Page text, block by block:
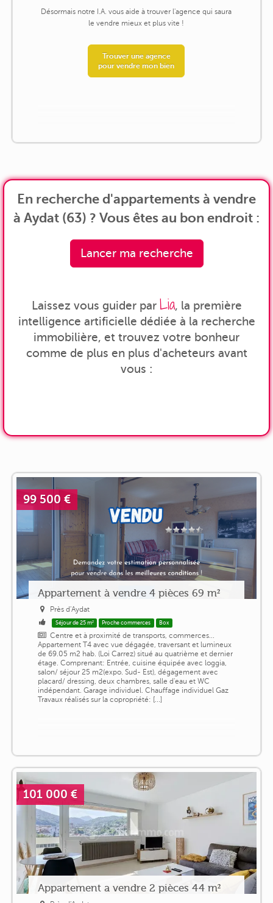
Désormais notre I.A. vous aide à trouver l'agence qui saura
le vendre mieux et plus vite !
Trouver une agence
pour vendre mon bien
En recherche d'appartements à vendre
à Aydat (63) ? Vous êtes au bon endroit :
Lancer ma recherche
Laissez vous guider par Lia, la première
intelligence artificielle dédiée à la recherche
immobilière, et trouvez votre bonheur
comme de plus en plus d'acheteurs avant
vous :
99 500 €
Appartement à vendre 4 pièces 69 m²
Près d'Aydat
Séjour de 25 m² Proche commerces Box
Centre et à proximité de transports, commerces...
Appartement T4 avec vue dégagée, traversant et lumineux
de 69.05 m2 hab. (Loi Carrez) situé au quatrième et dernier
étage. Comprenant: Entrée, cuisine équipée avec loggia,
salon/ séjour 25 m2(expo. Sud- Est), dégagement avec
placard/ dressing, deux chambres, salle d'eau et WC
indépendant. Garage individuel. Chauffage individuel Gaz
Travaux réalisés sur la copropriété: [...]
101 000 €
Appartement a vendre 2 pièces 44 m²